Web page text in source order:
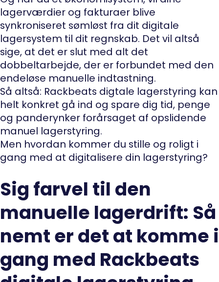
lagerværdier og fakturaer blive
synkroniseret sømløst fra dit digitale
lagersystem til dit regnskab. Det vil altså
sige, at det er slut med alt det
dobbeltarbejde, der er forbundet med den
endeløse manuelle indtastning.
Så altså: Rackbeats digtale lagerstyring kan
helt konkret gå ind og spare dig tid, penge
og panderynker forårsaget af opslidende
manuel lagerstyring.
Men hvordan kommer du stille og roligt i
gang med at digitalisere din lagerstyring?
Sig farvel til den
manuelle lagerdrift: Så
nemt er det at komme i
gang med Rackbeats